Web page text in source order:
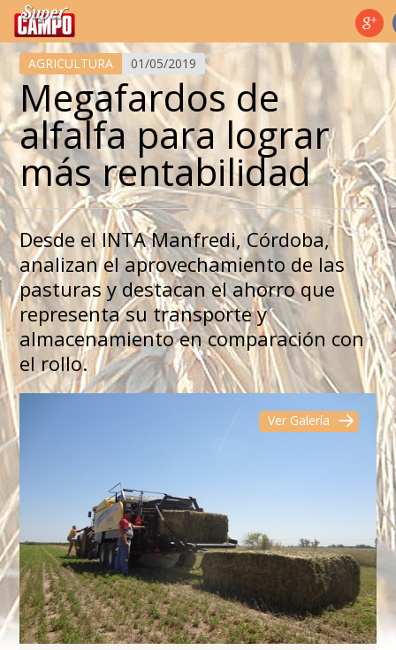
Temas de hoy
AGRICULTURA 01/05/2019
Megafardos de
alfalfa para lograr
más rentabilidad
Desde el INTA Manfredi, Córdoba,
analizan el aprovechamiento de las
pasturas y destacan el ahorro que
representa su transporte y
almacenamiento en comparación con
el rollo.
Ver Galería